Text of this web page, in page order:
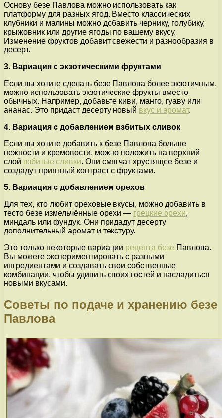
Основу безе Павлова можно использовать как
платформу для разных ягод. Вместо классических
клубники и малины можно добавить чернику, голубику,
крыжовник или другие ягоды по вашему вкусу.
Изменение фруктов добавит свежести и разнообразия в
десерт.
3. Вариация с экзотическими фруктами
Если вы хотите сделать безе Павлова более экзотичным,
можно использовать экзотические фрукты вместо
обычных. Например, добавьте киви, манго, гуаву или
ананас. Это придаст десерту новый вкус и аромат.
4. Вариация с добавлением взбитых сливок
Если вы хотите добавить к безе Павлова больше
нежности и кремовости, можно положить на верхний
слой взбитые сливки. Они смягчат хрустящее безе и
создадут приятный контраст с фруктами.
5. Вариация с добавлением орехов
Для тех, кто любит ореховые вкусы, можно добавить в
тесто безе измельчённые орехи — грецкие орехи,
миндаль или фундук. Они придадут десерту
дополнительный аромат и текстуру.
Это только некоторые вариации рецепта безе Павлова.
Вы можете экспериментировать с разными
ингредиентами и создавать свои собственные
комбинации, чтобы удивить своих гостей и насладиться
новыми вкусами.
Советы по подаче и хранению безе
Павлова